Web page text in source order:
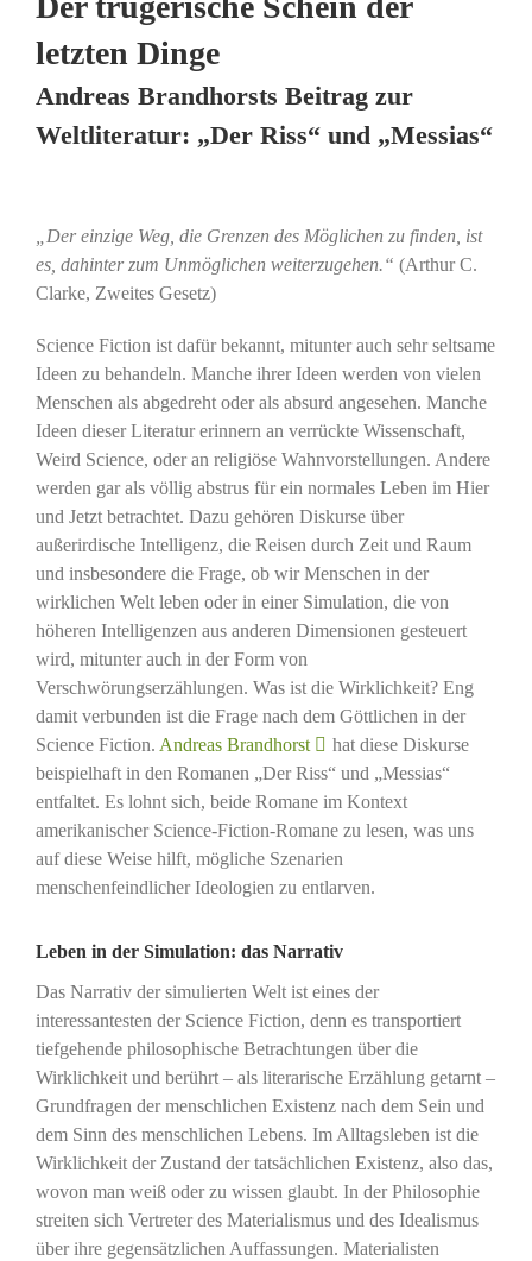
letzten Dinge
Andreas Brandhorsts Beitrag zur
Weltliteratur: „Der Riss“ und „Messias“
„Der einzige Weg, die Grenzen des Möglichen zu finden, ist
es, dahinter zum Unmöglichen weiterzugehen.“ (Arthur C.
Clarke, Zweites Gesetz)
Science Fiction ist dafür bekannt, mitunter auch sehr seltsame
Ideen zu behandeln. Manche ihrer Ideen werden von vielen
Menschen als abgedreht oder als absurd angesehen. Manche
Ideen dieser Literatur erinnern an verrückte Wissenschaft,
Weird Science, oder an religiöse Wahnvorstellungen. Andere
werden gar als völlig abstrus für ein normales Leben im Hier
und Jetzt betrachtet. Dazu gehören Diskurse über
außerirdische Intelligenz, die Reisen durch Zeit und Raum
und insbesondere die Frage, ob wir Menschen in der
wirklichen Welt leben oder in einer Simulation, die von
höheren Intelligenzen aus anderen Dimensionen gesteuert
wird, mitunter auch in der Form von
Verschwörungserzählungen. Was ist die Wirklichkeit? Eng
damit verbunden ist die Frage nach dem Göttlichen in der
Science Fiction. Andreas Brandhorst
hat diese Diskurse
beispielhaft in den Romanen „Der Riss“ und „Messias“
entfaltet. Es lohnt sich, beide Romane im Kontext
amerikanischer Science-Fiction-Romane zu lesen, was uns
auf diese Weise hilft, mögliche Szenarien
menschenfeindlicher Ideologien zu entlarven.
Leben in der Simulation: das Narrativ
Das Narrativ der simulierten Welt ist eines der
interessantesten der Science Fiction, denn es transportiert
tiefgehende philosophische Betrachtungen über die
Wirklichkeit und berührt – als literarische Erzählung getarnt –
Grundfragen der menschlichen Existenz nach dem Sein und
dem Sinn des menschlichen Lebens. Im Alltagsleben ist die
Wirklichkeit der Zustand der tatsächlichen Existenz, also das,
wovon man weiß oder zu wissen glaubt. In der Philosophie
streiten sich Vertreter des Materialismus und des Idealismus
über ihre gegensätzlichen Auffassungen. Materialisten